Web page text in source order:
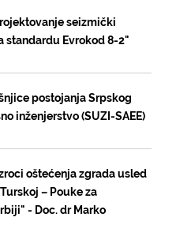
seizmički
standardu Evrokod 8-2"
postojanja Srpskog
inženjerstvo (SUZI-SAEE)
oštećenja zgrada usled
– Pouke za
- Doc. dr Marko